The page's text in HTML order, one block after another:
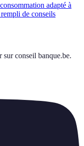
adapté à
de conseils
sur conseil banque.be.